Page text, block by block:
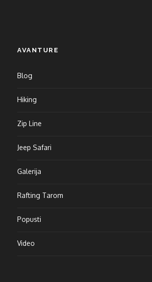
AVANTURE
Blog
Hiking
Zip Line
Jeep Safari
Galerija
Rafting Tarom
Popusti
Video